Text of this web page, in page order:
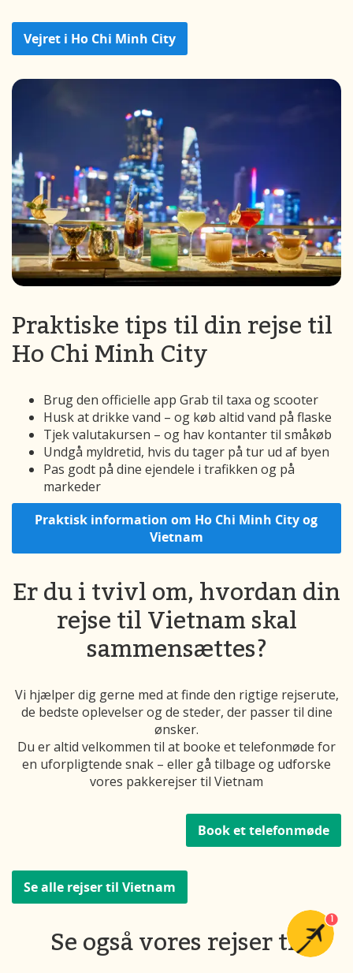
Vejret i Ho Chi Minh City
Praktiske tips til din rejse til
Ho Chi Minh City
Brug den officielle app Grab til taxa og scooter
Husk at drikke vand – og køb altid vand på flaske
Tjek valutakursen – og hav kontanter til småkøb
Undgå myldretid, hvis du tager på tur ud af byen
Pas godt på dine ejendele i trafikken og på
markeder
Praktisk information om Ho Chi Minh City og
Vietnam
Er du i tvivl om, hvordan din
rejse til Vietnam skal
sammensættes?
Vi hjælper dig gerne med at finde den rigtige rejserute,
de bedste oplevelser og de steder, der passer til dine
ønsker.
Du er altid velkommen til at booke et telefonmøde for
en uforpligtende snak – eller gå tilbage og udforske
vores pakkerejser til Vietnam
Book et telefonmøde
Se alle rejser til Vietnam
Se også vores rejser til
1